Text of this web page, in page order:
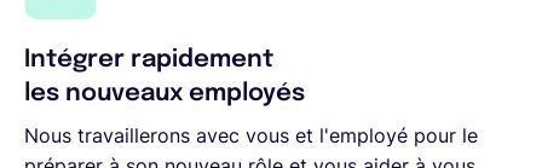
Intégrer rapidement
les nouveaux employés
Nous travaillerons avec vous et l'employé pour le